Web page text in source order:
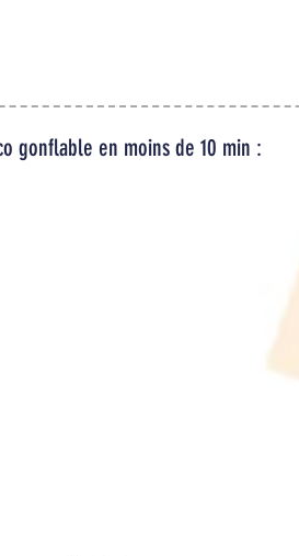
gonflable en moins de 10 min :